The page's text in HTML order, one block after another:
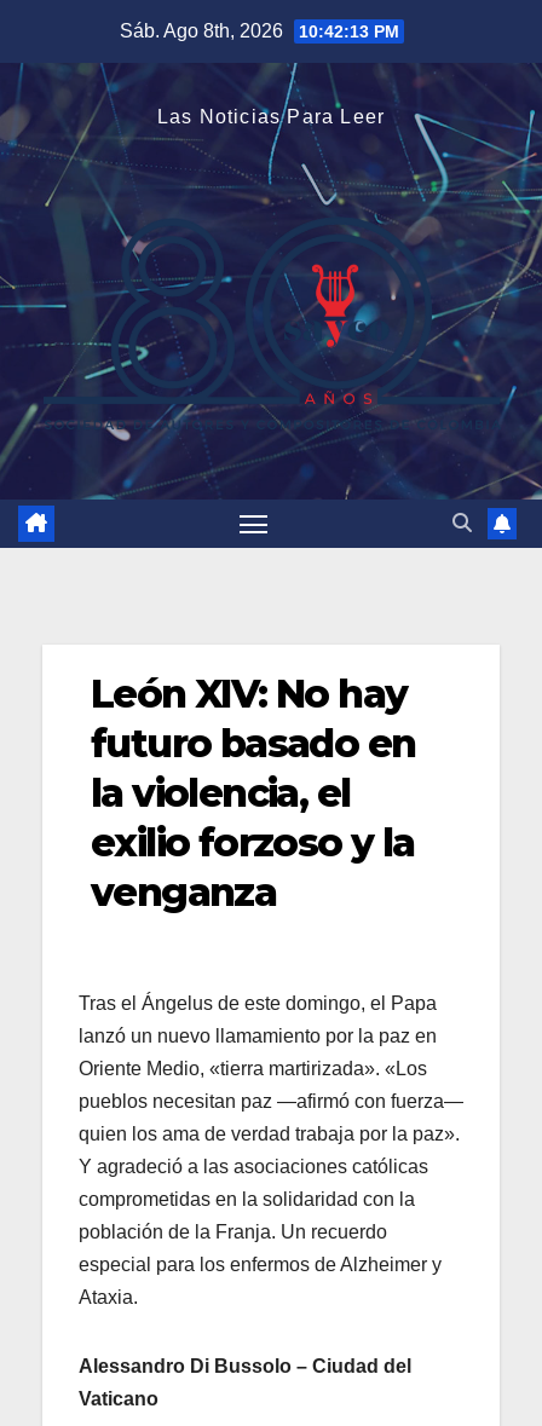
contenido
Sáb. Ago 8th, 2026 10:42:14 PM
Las Noticias Para Leer
León XIV: No hay
futuro basado en
la violencia, el
exilio forzoso y la
venganza
Tras el Ángelus de este domingo, el Papa
lanzó un nuevo llamamiento por la paz en
Oriente Medio, «tierra martirizada». «Los
pueblos necesitan paz —afirmó con fuerza—
quien los ama de verdad trabaja por la paz».
Y agradeció a las asociaciones católicas
comprometidas en la solidaridad con la
población de la Franja. Un recuerdo
especial para los enfermos de Alzheimer y
Ataxia.
Alessandro Di Bussolo – Ciudad del
Vaticano